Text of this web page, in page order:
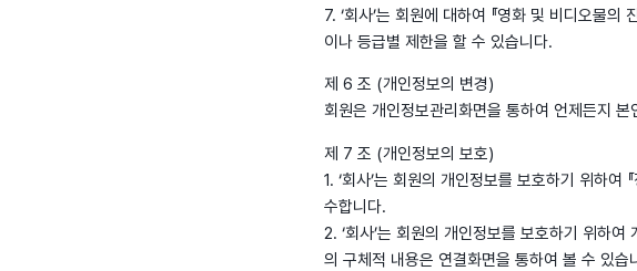
7. ‘회사’는 회원에 대하여 『영화 및 비디오물의
이나 등급별 제한을 할 수 있습니다.
제 6 조 (개인정보의 변경)
회원은 개인정보관리화면을 통하여 언제든지
제 7 조 (개인정보의 보호)
1. ‘회사’는 회원의 개인정보를 보호하기 위하여
수합니다.
2. ‘회사’는 회원의 개인정보를 보호하기 위하
의 구체적 내용은 연결화면을 통하여 볼 수 있습